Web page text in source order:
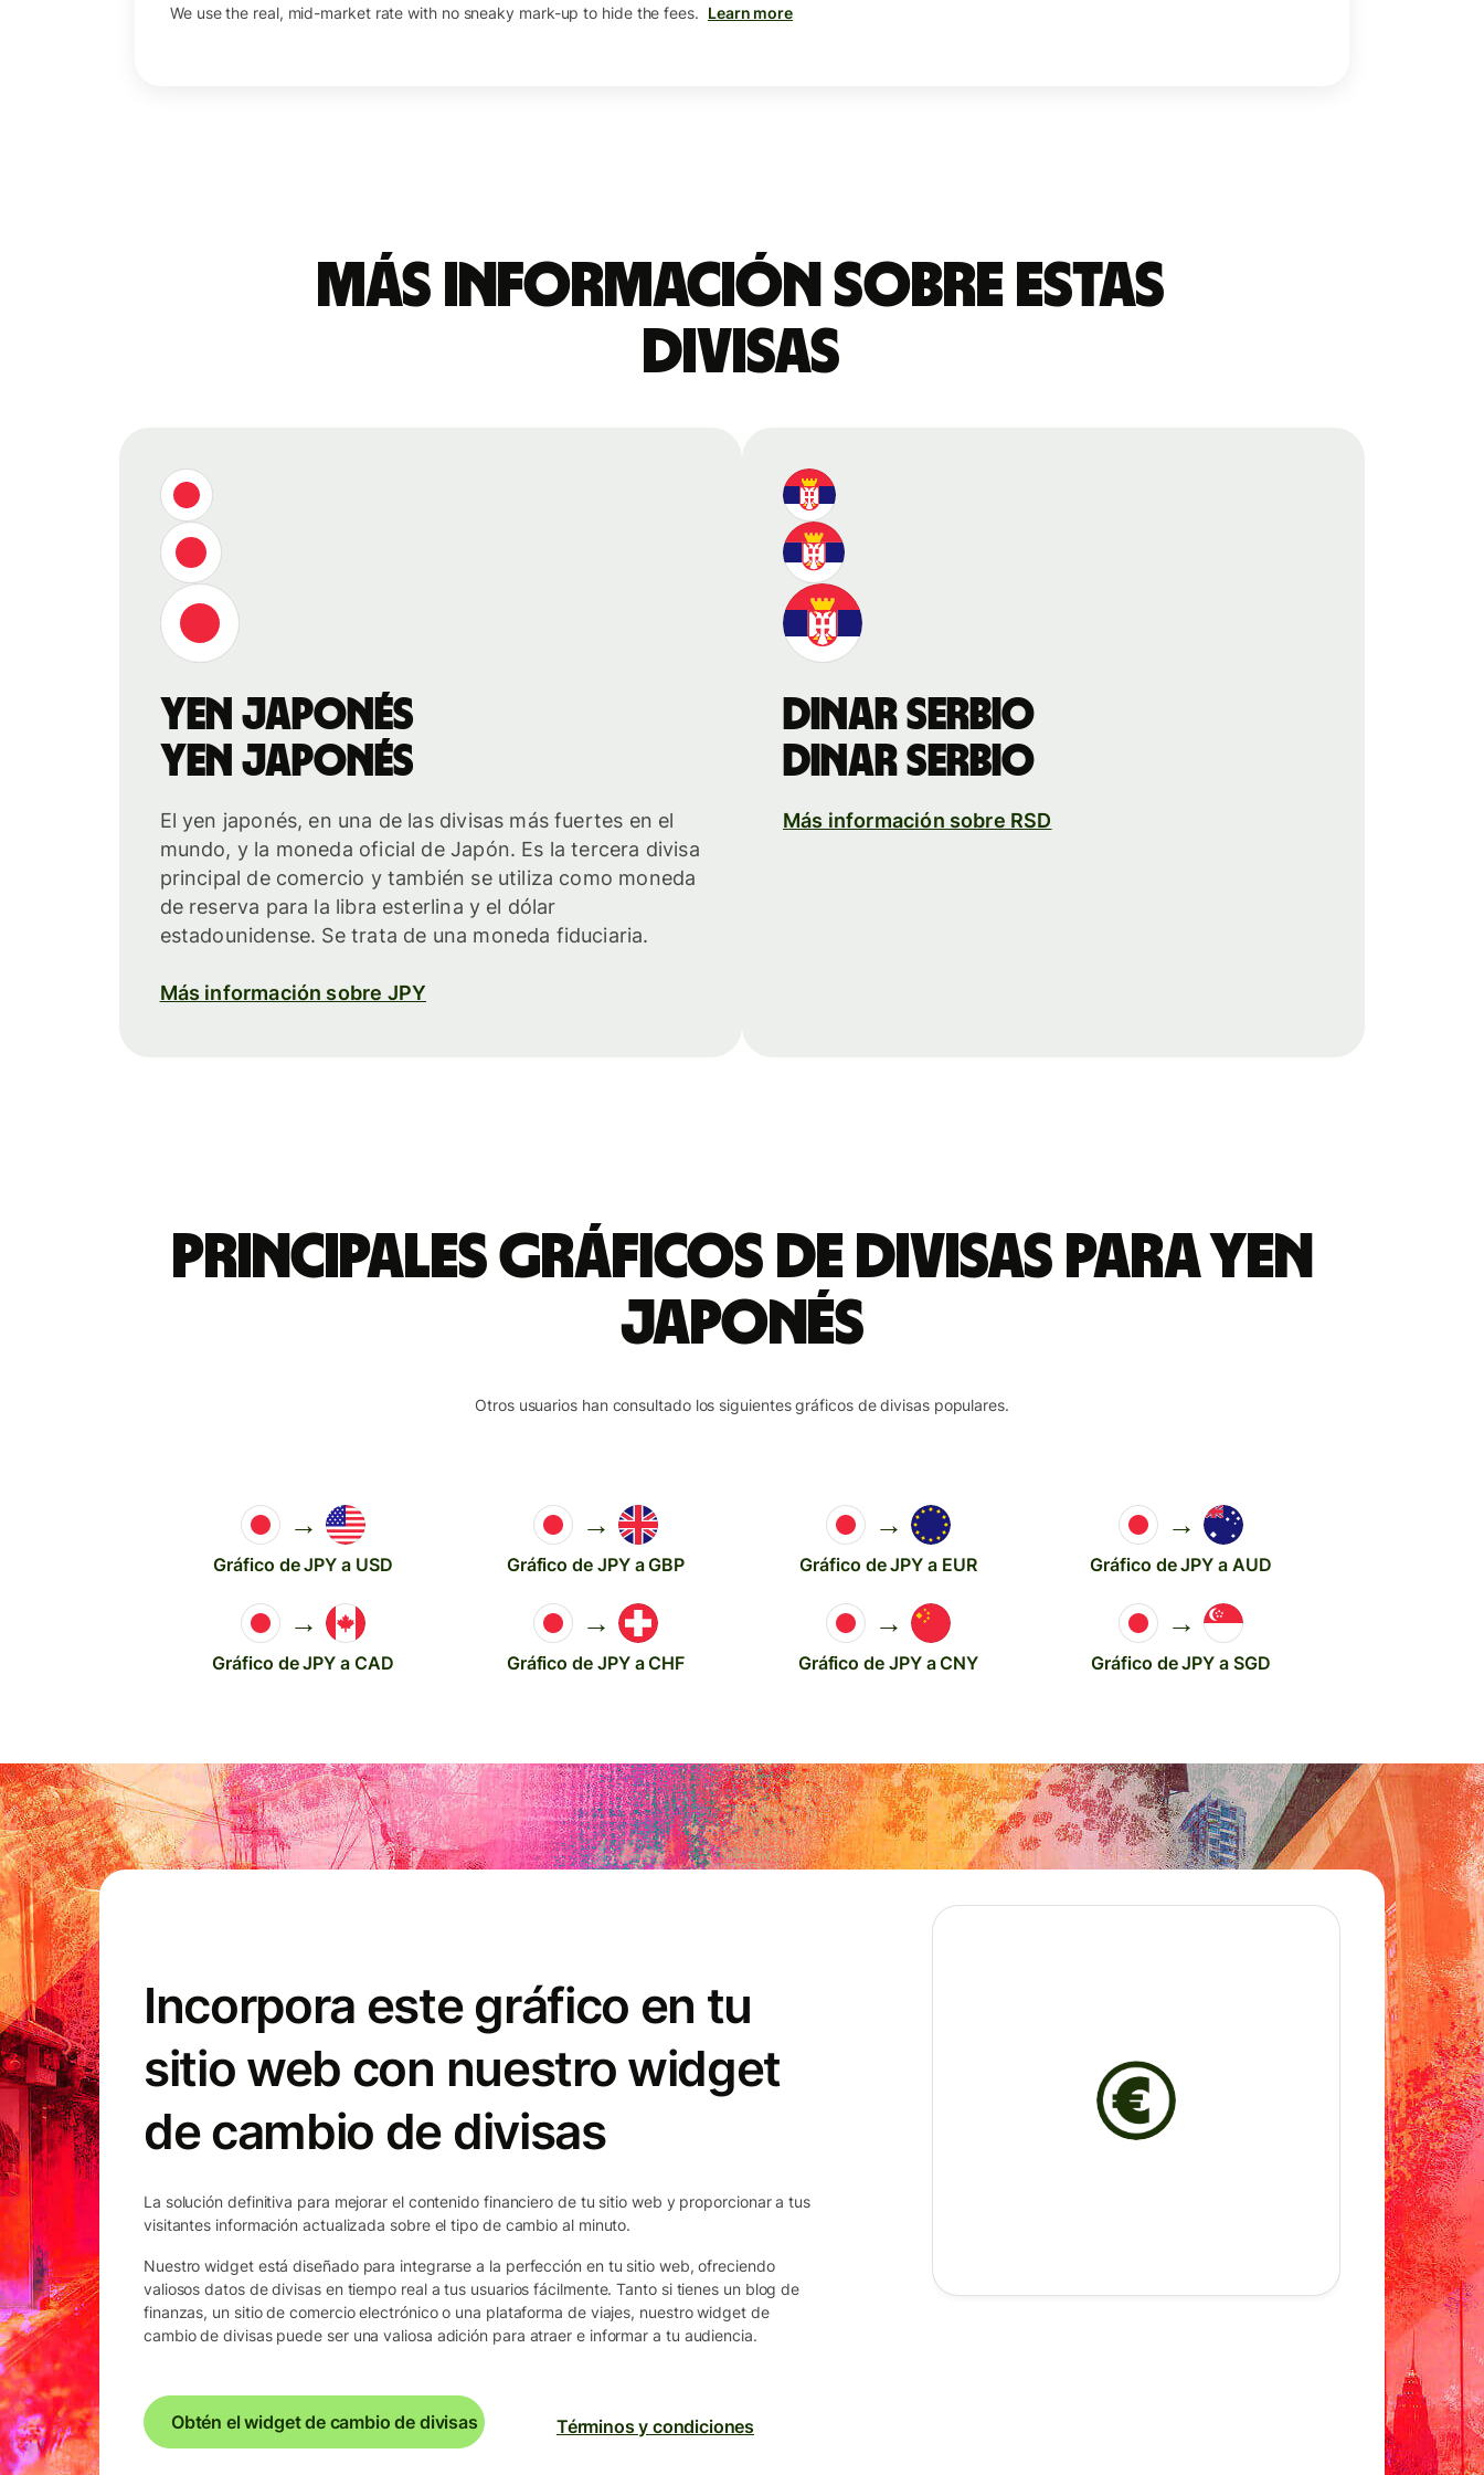
We use the real, mid-market rate with no sneaky mark-up to hide the fees. Learn more
Más información sobre estas
divisas
yen japonés
yen japonés
El yen japonés, en una de las divisas más fuertes en el
mundo, y la moneda oficial de Japón. Es la tercera divisa
principal de comercio y también se utiliza como moneda
de reserva para la libra esterlina y el dólar
estadounidense. Se trata de una moneda fiduciaria.
Más información sobre JPY
dinar serbio
dinar serbio
Más información sobre RSD
Principales gráficos de divisas para yen
japonés
Otros usuarios han consultado los siguientes gráficos de divisas populares.
→
Gráfico de JPY a USD
→
Gráfico de JPY a GBP
→
Gráfico de JPY a EUR
→
Gráfico de JPY a AUD
→
Gráfico de JPY a CAD
→
Gráfico de JPY a CHF
→
Gráfico de JPY a CNY
→
Gráfico de JPY a SGD
Incorpora este gráfico en tu
sitio web con nuestro widget
de cambio de divisas
La solución definitiva para mejorar el contenido financiero de tu sitio web y proporcionar a tus
visitantes información actualizada sobre el tipo de cambio al minuto.
Nuestro widget está diseñado para integrarse a la perfección en tu sitio web, ofreciendo
valiosos datos de divisas en tiempo real a tus usuarios fácilmente. Tanto si tienes un blog de
finanzas, un sitio de comercio electrónico o una plataforma de viajes, nuestro widget de
cambio de divisas puede ser una valiosa adición para atraer e informar a tu audiencia.
Obtén el widget de cambio de divisas Términos y condiciones